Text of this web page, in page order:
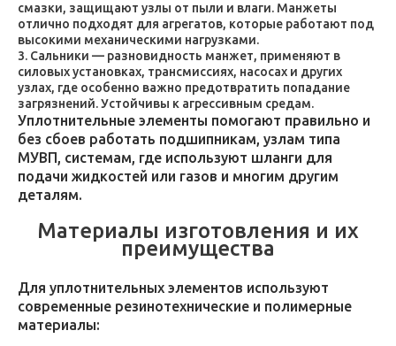
смазки, защищают узлы от пыли и влаги. Манжеты
отлично подходят для агрегатов, которые работают под
высокими механическими нагрузками.
Сальники — разновидность манжет, применяют в
силовых установках, трансмиссиях, насосах и других
узлах, где особенно важно предотвратить попадание
загрязнений. Устойчивы к агрессивным средам.
Уплотнительные элементы помогают правильно и
без сбоев работать подшипникам, узлам типа
МУВП, системам, где используют шланги для
подачи жидкостей или газов и многим другим
деталям.
Материалы изготовления и их
преимущества
Для уплотнительных элементов используют
современные резинотехнические и полимерные
материалы: